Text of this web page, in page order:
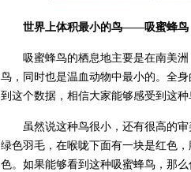
世界上体积最小的鸟——吸蜜蜂鸟
吸蜜蜂鸟的栖息地主要是在南美
鸟，同时也是温血动物中最小的。全
到这个数据，相信大家能够感受到这
虽然说这种鸟很小，还有很高的
绿色羽毛，在喉咙下面有一块是红色
色。如果能够看到这种吸蜜蜂鸟，那